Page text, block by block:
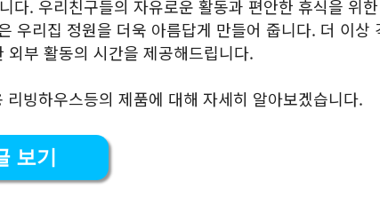
다. 우리친구들의 자유로운 활동과 편안한 휴식을 위
우리집 정원을 더욱 아름답게 만들어 줍니다. 더 이상
부 활동의 시간을 제공해드립니다.
빙하우스등의 제품에 대해 자세히 알아보겠습니다.
보기